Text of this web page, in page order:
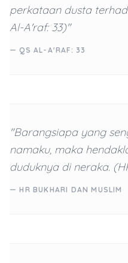
perkataan dusta
Al-A'raf: 33)"
— QS AL-A'RAF: 33
"Barangsiapa yang
namaku, maka
duduknya di neraka.
— HR BUKHARI DAN MUSLIM